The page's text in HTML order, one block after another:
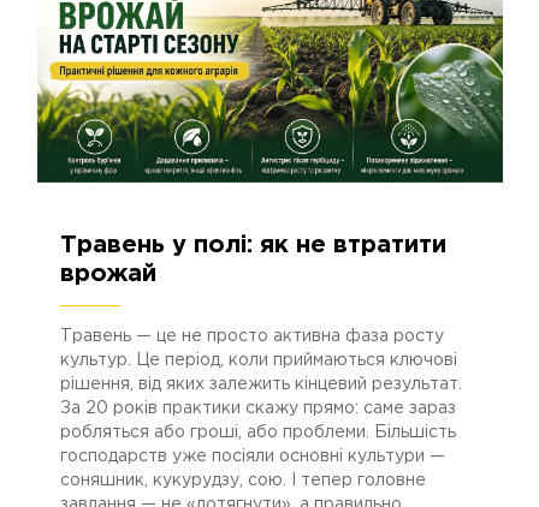
688 29.04.2026
Травень у полі: як не втратити
врожай
Травень — це не просто активна фаза росту
культур. Це період, коли приймаються ключові
рішення, від яких залежить кінцевий результат.
За 20 років практики скажу прямо: саме зараз
робляться або гроші, або проблеми. Більшість
господарств уже посіяли основні культури —
соняшник, кукурудзу, сою. І тепер головне